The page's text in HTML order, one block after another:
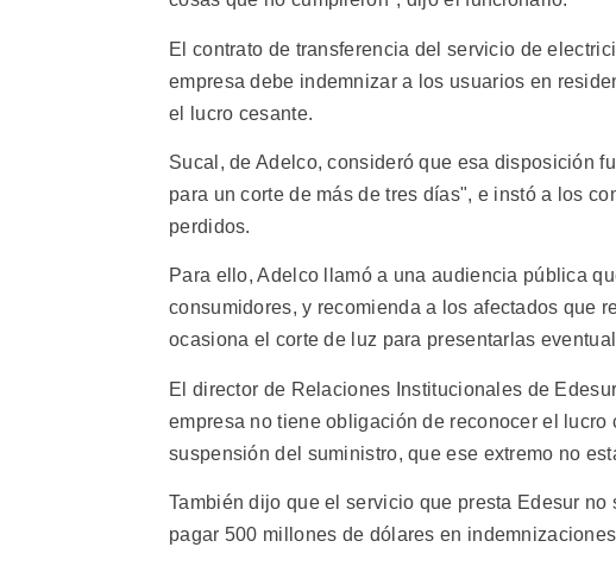
El contrato de transferencia del servicio de
empresa debe indemnizar a los usuarios en
el lucro cesante.
Sucal, de Adelco, consideró que esa disposición
para un corte de más de tres días", e instó a los
perdidos.
Para ello, Adelco llamó a una audiencia pública
consumidores, y recomienda a los afectados que
ocasiona el corte de luz para presentarlas
El director de Relaciones Institucionales de
empresa no tiene obligación de reconocer el
suspensión del suministro, que ese extremo no
También dijo que el servicio que presta Edesur
pagar 500 millones de dólares en